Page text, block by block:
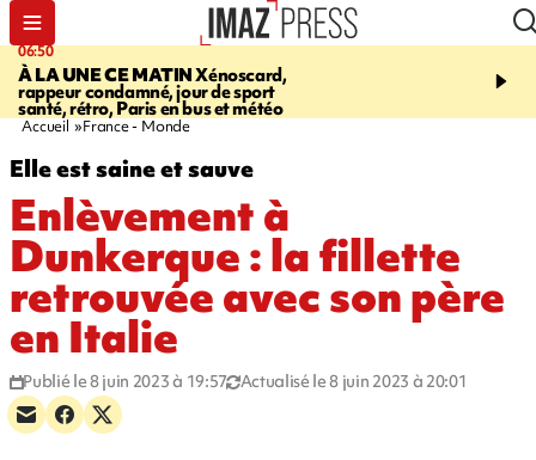
06:50
À LA UNE CE MATINXénoscard,
rappeur condamné, jour de sport
santé, rétro, Paris en bus et météo
08:53
JOUR
bouger,
Accueil France - Monde
Elle est saine et sauve
Enlèvement à
Dunkerque : la fillette
retrouvée avec son père
en Italie
Publié le 8 juin 2023 à 19:57 Actualisé le 8 juin 2023 à 20:01